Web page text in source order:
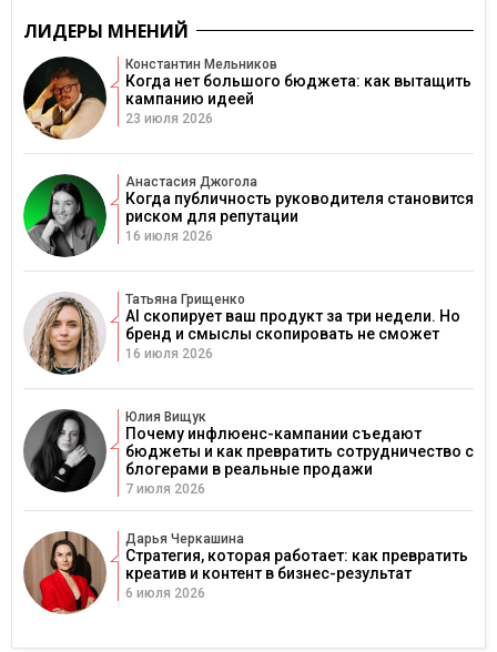
ЛИДЕРЫ МНЕНИЙ
Константин Мельников
Когда нет большого бюджета: как вытащить
кампанию идеей
23 июля 2026
Анастасия Джогола
Когда публичность руководителя становится
риском для репутации
16 июля 2026
Татьяна Грищенко
AI скопирует ваш продукт за три недели. Но
бренд и смыслы скопировать не сможет
16 июля 2026
Юлия Вищук
Почему инфлюенс-кампании съедают
бюджеты и как превратить сотрудничество с
блогерами в реальные продажи
7 июля 2026
Дарья Черкашина
Стратегия, которая работает: как превратить
креатив и контент в бизнес-результат
6 июля 2026